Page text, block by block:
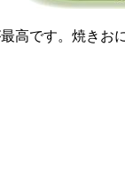
です。焼きお